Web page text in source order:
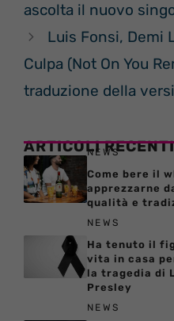
ascolta il nuovo
Luis Fonsi, Demi
Culpa (Not On You
traduzione della
ARTICOLI RECENTI
NEWS
Come bere il
apprezzarne
qualità e
NEWS
Ha tenuto il
vita in casa
la tragedia di
Presley
NEWS